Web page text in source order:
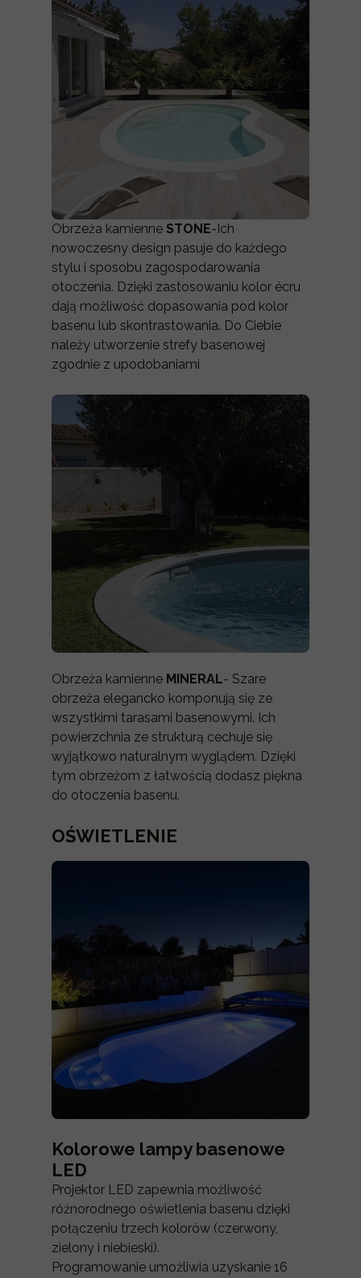
OŚWIETLENIE
Kolorowe lampy basenowe
LED
Projektor LED zapewnia możliwość
różnorodnego oświetlenia basenu dzięki
połączeniu trzech kolorów (czerwony,
zielony i niebieski).
Programowanie umożliwia uzyskanie 16
Obrzeża kamienne MINERAL- Szare
obrzeża elegancko komponują się ze
wszystkimi tarasami basenowymi. Ich
powierzchnia ze strukturą cechuje się
wyjątkowo naturalnym wyglądem. Dzięki
tym obrzeżom z łatwością dodasz piękna
do otoczenia basenu.
Obrzeża kamienne STONE-Ich
nowoczesny design pasuje do każdego
stylu i sposobu zagospodarowania
otoczenia. Dzięki zastosowaniu kolor écru
dają możliwość dopasowania pod kolor
basenu lub skontrastowania. Do Ciebie
należy utworzenie strefy basenowej
zgodnie z upodobaniami